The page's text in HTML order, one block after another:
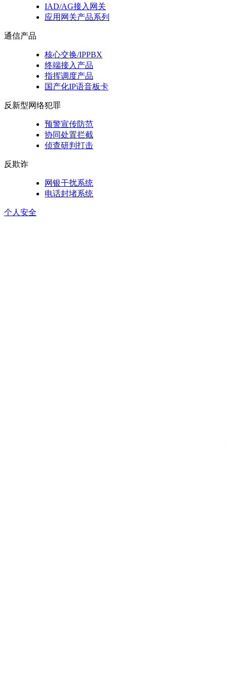
IAD/AG接入网关
应用网关产品系列
通信产品
核心交换/IPPBX
终端接入产品
指挥调度产品
国产化IP语音板卡
反新型网络犯罪
预警宣传防范
协同处置拦截
侦查研判打击
反欺诈
网银干扰系统
电话封堵系统
个人安全